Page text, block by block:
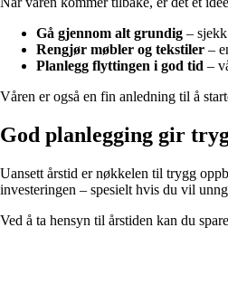
Gå gjennom alt grundig –
Rengjør møbler og tekstiler –
Planlegg flyttingen i god tid –
Våren er også en fin anledning til å
God planlegging gir
Uansett årstid er nøkkelen til trygg
investeringen – spesielt hvis du vil
Ved å ta hensyn til årstiden kan du